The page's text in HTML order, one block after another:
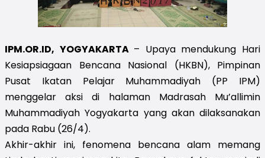
IPM.OR.ID, YOGYAKARTA – Upaya mendukung Hari
Kesiapsiagaan Bencana Nasional (HKBN), Pimpinan
Pusat Ikatan Pelajar Muhammadiyah (PP IPM)
menggelar aksi di halaman Madrasah Mu’allimin
Muhammadiyah Yogyakarta yang akan dilaksanakan
pada Rabu (26/4).
Akhir-akhir ini, fenomena bencana alam memang